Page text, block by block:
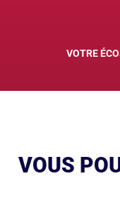
VOTRE
VOUS